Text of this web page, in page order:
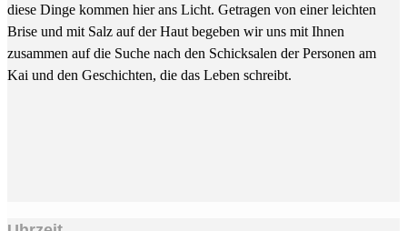
diese Dinge kommen hier ans Licht. Getragen von einer leichten
Brise und mit Salz auf der Haut begeben wir uns mit Ihnen
zusammen auf die Suche nach den Schicksalen der Personen am
Kai und den Geschichten, die das Leben schreibt.